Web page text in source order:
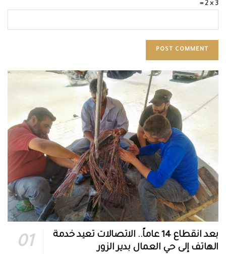
3 × 2 =
بعد انقطاع 14 عاماً.. الاتصالات تعيد خدمة
الهاتف إلى حي العمال بدير الزور